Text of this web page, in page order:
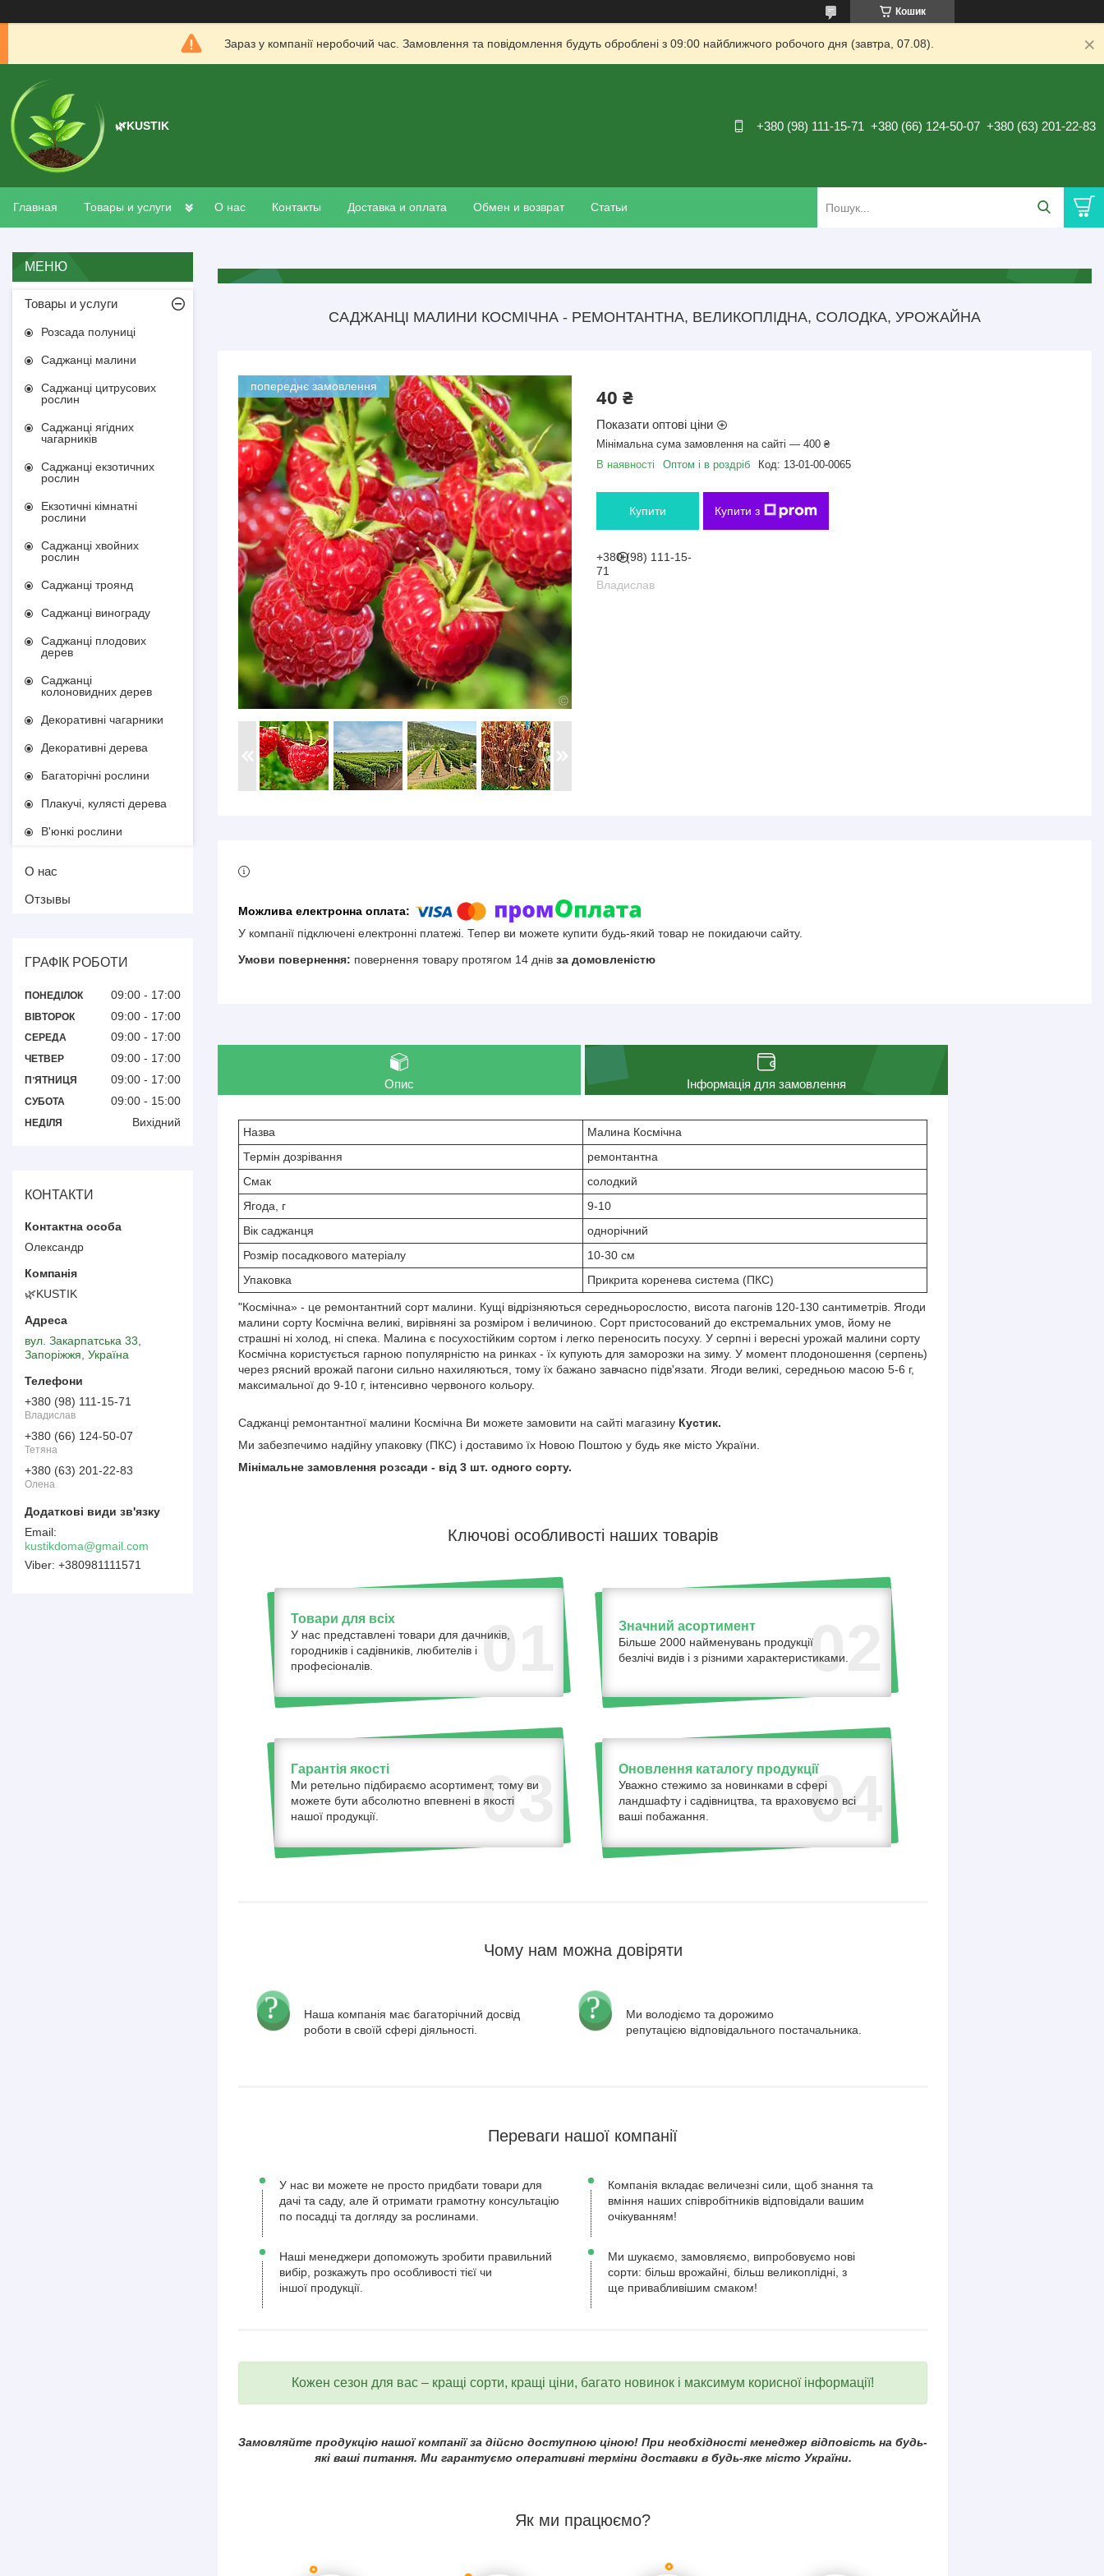
Кошик
Зараз у компанії неробочий час. Замовлення та повідомлення будуть оброблені з 09:00 найближчого робочого дня (завтра, 07.08).
🌿KUSTIK +380 (98) 111-15-71 +380 (66) 124-50-07 +380 (63) 201-22-83
Главная Товары и услуги О нас Контакты Доставка и оплата Обмен и возврат Статьи
САДЖАНЦІ МАЛИНИ КОСМІЧНА - РЕМОНТАНТНА, ВЕЛИКОПЛІДНА, СОЛОДКА, УРОЖАЙНА
попереднє замовлення 40 ₴
Показати оптові ціни
Мінімальна сума замовлення на сайті — 400 ₴
В наявності
Оптом і в роздріб Код: 13-01-00-0065
Купити Купити з
+380 (98) 111-15-
71
Владислав
У компанії підключені електронні платежі. Тепер ви можете купити будь-який товар не покидаючи сайту.
повернення товару протягом 14 днів за домовленістю
Опис Інформація для замовлення
Назва
Малина Космічна
Термін дозрівання
ремонтантна
Смак
солодкий
Ягода, г
9-10
Вік саджанця
однорічний
Розмір посадкового матеріалу
10-30 см
Упаковка
Прикрита коренева система (ПКС)
"Космічна» - це ремонтантний сорт малини. Кущі відрізняються середньорослостю, висота пагонів 120-130 сантиметрів. Ягоди
малини сорту Космічна великі, вирівняні за розміром і величиною. Сорт пристосований до екстремальних умов, йому не
страшні ні холод, ні спека. Малина є посухостійким сортом і легко переносить посуху. У серпні і вересні урожай малини сорту
Космічна користується гарною популярністю на ринках - їх купують для заморозки на зиму. У момент плодоношення (серпень)
через рясний врожай пагони сильно нахиляються, тому їх бажано завчасно підв'язати. Ягоди великі, середньою масою 5-6 г,
максимальної до 9-10 г, інтенсивно червоного кольору.
Саджанці ремонтантної малини Космічна Ви можете замовити на сайті магазину Кустик.
Ми забезпечимо надійну упаковку (ПКС) і доставимо їх Новою Поштою у будь яке місто України.
Мінімальне замовлення розсади - від 3 шт. одного сорту.
Ключові особливості наших товарів
01
Товари для всіх
У нас представлені товари для дачників,
городників і садівників, любителів і
професіоналів.
02
Значний асортимент
Більше 2000 найменувань продукції
безлічі видів і з різними характеристиками.
03
Гарантія якості
Ми ретельно підбираємо асортимент, тому ви
можете бути абсолютно впевнені в якості
нашої продукції.
04
Оновлення каталогу продукції
Уважно стежимо за новинками в сфері
ландшафту і садівництва, та враховуємо всі
ваші побажання.
Чому нам можна довіряти
Наша компанія має багаторічний досвід
роботи в своїй сфері діяльності.
Ми володіємо та дорожимо
репутацією відповідального постачальника.
Переваги нашої компанії
У нас ви можете не просто придбати товари для
дачі та саду, але й отримати грамотну консультацію
по посадці та догляду за рослинами.
Компанія вкладає величезні сили, щоб знання та
вміння наших співробітників відповідали вашим
очікуванням!
Наші менеджери допоможуть зробити правильний
вибір, розкажуть про особливості тієї чи
іншої продукції.
Ми шукаємо, замовляємо, випробовуємо нові
сорти: більш врожайні, більш великоплідні, з
ще привабливішим смаком!
Кожен сезон для вас – кращі сорти, кращі ціни, багато новинок і максимум корисної інформації!
Замовляйте продукцію нашої компанії за дійсно доступною ціною! При необхідності менеджер відповість на будь-
які ваші питання. Ми гарантуємо оперативні терміни доставки в будь-яке місто України.
Як ми працюємо?
Товары и услуги
Розсада полуниці
Саджанці малини
Саджанці цитрусових
рослин
Саджанці ягідних
чагарників
Саджанці екзотичних
рослин
Екзотичні кімнатні
рослини
Саджанці хвойних
рослин
Саджанці троянд
Саджанці винограду
Саджанці плодових
дерев
Саджанці
колоновидних дерев
Декоративні чагарники
Декоративні дерева
Багаторічні рослини
Плакучі, кулясті дерева
В'юнкі рослини
О нас
Отзывы
ГРАФІК РОБОТИ
ПОНЕДІЛОК 09:00 17:00
ВІВТОРОК 09:00 17:00
СЕРЕДА 09:00 17:00
ЧЕТВЕР 09:00 17:00
ПʼЯТНИЦЯ 09:00 17:00
СУБОТА 09:00 15:00
НЕДІЛЯ Вихідний
КОНТАКТИ
Олександр
🌿KUSTIK
вул. Закарпатська 33,
Запоріжжя, Україна
+380 (98) 111-15-71
Владислав
+380 (66) 124-50-07
Тетяна
+380 (63) 201-22-83
Олена
kustikdoma@gmail.com
+380981111571